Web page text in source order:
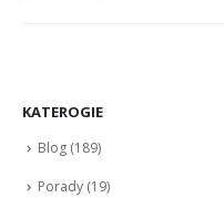
KATEROGIE
Blog (189)
Porady (19)